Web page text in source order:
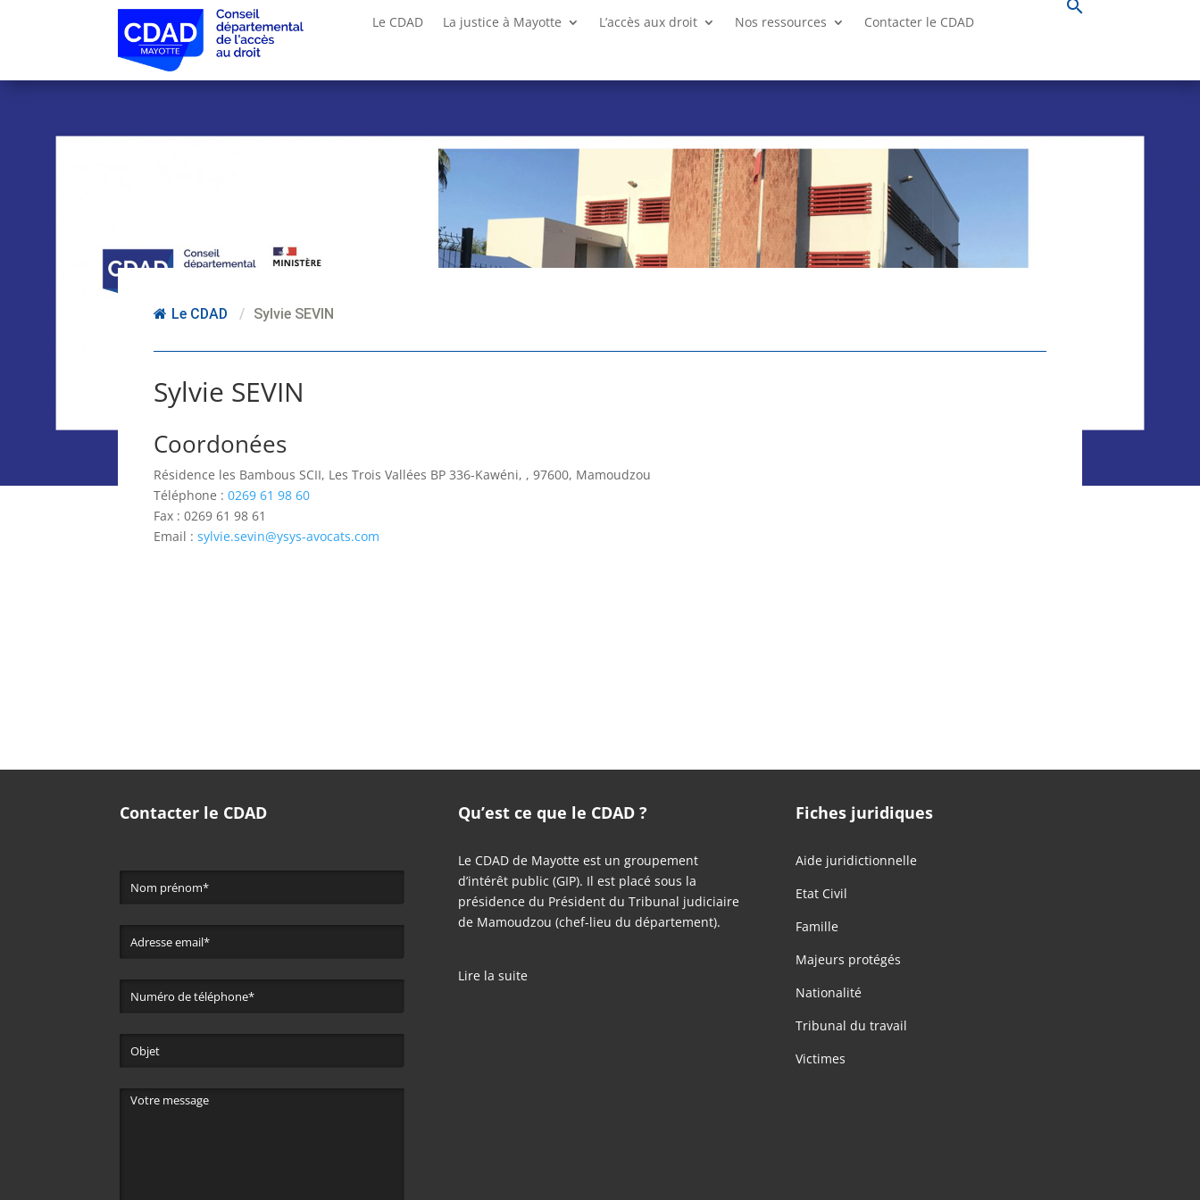
Le CDAD La justice à Mayotte L’accès aux droit Nos ressources Contacter le CDAD
search
Le CDAD / Sylvie SEVIN
Sylvie SEVIN
Coordonées
Résidence les Bambous SCII, Les Trois Vallées BP 336-Kawéni, , 97600, Mamoudzou
Téléphone : 0269 61 98 60
Fax : 0269 61 98 61
Email : sylvie.sevin@ysys-avocats.com
Contacter le CDAD Qu’est ce que le CDAD ?
Le CDAD de Mayotte est un groupement
d’intérêt public (GIP). Il est placé sous la
présidence du Président du Tribunal judiciaire
de Mamoudzou (chef-lieu du département).
Lire la suite
Fiches juridiques
Aide juridictionnelle
Etat Civil
Famille
Majeurs protégés
Nationalité
Tribunal du travail
Victimes